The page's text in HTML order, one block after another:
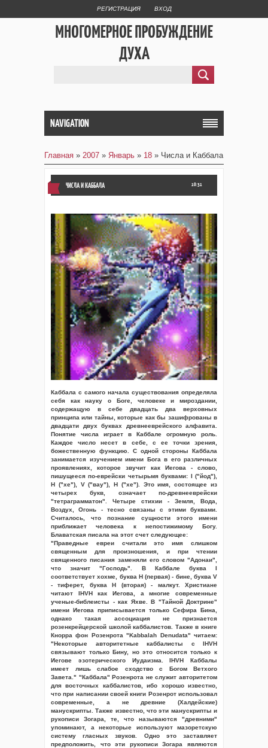
РЕГИСТРАЦИЯ ВХОД
МНОГОМЕРНОЕ ПРОБУЖДЕНИЕ
ДУХА
NAVIGATION
Главная » 2007 » Январь » 18 » Числа и Каббала
10:31
ЧИСЛА И КАББАЛА
Каббала с самого начала существования определяла
себя как науку о Боге, человеке и мироздании,
содержащую в себе двадцать два верховных
принципа или тайны, которые как бы зашифрованы в
двадцати двух буквах древнееврейского алфавита.
Понятие числа играет в Каббале огромную роль.
Каждое число несет в себе, с ее точки зрения,
божественную функцию. С одной стороны Каббала
занимается изучением имени Бога в его различных
проявлениях, которое звучит как Иегова - слово,
пишущееся по-еврейски четырьмя буквами: I ("йод"),
H ("хе"), V ("вау"), H ("хе"). Это имя, состоящее из
четырех букв, означает по-древнееврейски
"тетраграмматон". Четыре стихии - Земля, Вода,
Воздух, Огонь - тесно связаны с этими буквами.
Считалось, что познание сущности этого имени
приближает человека к непостижимому Богу.
Блаватская писала на этот счет следующее:
"Праведные евреи считали это имя слишком
священным для произношения, и при чтении
священного писания заменяли его словом "Адонаи",
что значит "Господь". В Каббале буква I
соответствует хохме, буква H (первая) - бине, буква V
- тиферет, буква H (вторая) - малкут. Христиане
читают IHVH как Иегова, а многие современные
ученые-библеисты - как Яхве. В "Тайной Доктрине"
имени Иегова приписывается только Сефира Бина,
однако такая ассоциация не признается
розенкрейцерской школой каббалистов. Также в книге
Кнорра фон Розенрота "Kabbalah Denudata" читаем:
"Некоторые авторитетные каббалисты с IHVH
связывают только Бину, но это относится только к
Иегове эзотерического Иудаизма. IHVH Каббалы
имеет лишь слабое сходство с Богом Ветхого
Завета." "Каббала" Розенрота не служит авторитетом
для восточных каббалистов, ибо хорошо известно,
что при написании своей книги Розенрот использовал
современные, а не древние (Халдейские)
манускрипты. Также известно, что эти манускрипты и
рукописи Зогара, те, что называются "древними"
упоминают, а некоторые используют мазоретскую
систему гласных звуков. Одно это заставляет
предположить, что эти рукописи Зогара являются